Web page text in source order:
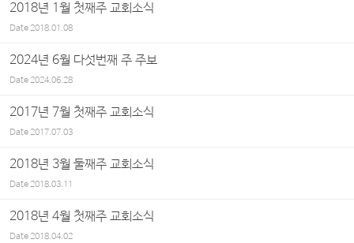
2018년 1월 첫째주 교회소식
Date2018.01.08
2024년 6월 다섯번째 주 주보
Date2024.06.28
2017년 7월 첫째주 교회소식
Date2017.07.03
2018년 3월 둘째주 교회소식
Date2018.03.11
2018년 4월 첫째주 교회소식
Date2018.04.02